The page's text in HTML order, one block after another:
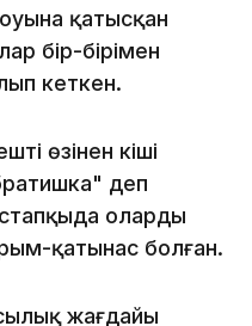
қатысқан
бір-бірімен
кеткен.
өзінен кіші
деп
олардың
қатынас болған.
жағдайы